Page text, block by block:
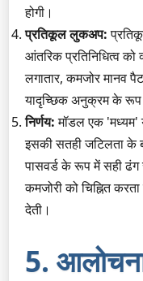
होगी।
प्रतिकूल लुकअप:
आंतरिक प्रतिनिधित्व
लगातार, कमजोर मानव
यादृच्छिक अनुक्रम के रूप
निर्णय:मॉडल एक 'मध्यम'
इसकी सतही जटिलता के
पासवर्ड के रूप में सही
कमजोरी को चिह्नित
देती।
5.